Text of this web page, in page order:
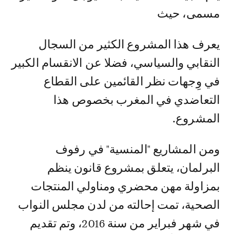
مسمى، حيث
يعرف هذا المشروع الكثير من السجال
النقابي والسياسي، فضلا عن الانقسام الكبير
في وِجهات نظر القائمين على القطاع
التعاضدي في المغرب بخصوص هذا
المشروع.
ومن المشاريع "المنسية" في رفوف
البرلمان، يتعلق بمشروع قانون ينظم
بمزاولة مهن محضري ومناولي المنتجات
الصحية، تمت إحالته من لدن مجلس النواب
في شهر فبراير من سنة 2016، وتم تقديم